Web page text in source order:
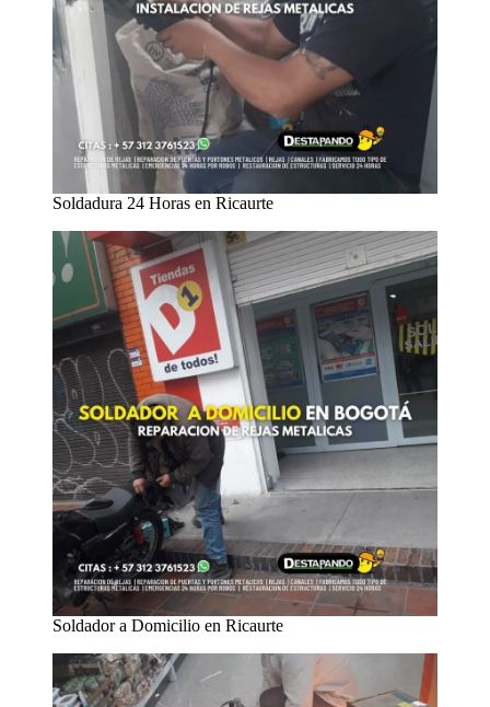
Soldadura 24 Horas en Ricaurte
Soldador a Domicilio en Ricaurte